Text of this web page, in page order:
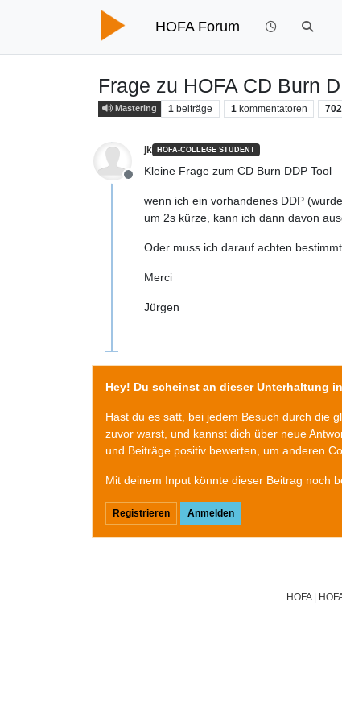
HOFA Forum
Frage zu HOFA CD Burn
Mastering 1 beiträge 1 kommentatoren 702
Offline
jk HOFA-COLLEGE STUDENT
Kleine Frage zum CD Burn DDP Tool
wenn ich ein vorhandenes DDP
um 2s kürze, kann ich dann davon
Oder muss ich darauf achten
Merci
Jürgen
Hey! Du scheinst an dieser Unterhaltung
Hast du es satt, bei jedem Besuch durch die
zuvor warst, und kannst dich über neue
und Beiträge positiv bewerten, um anderen
Mit deinem Input könnte dieser Beitrag noch
Registrieren Anmelden
HOFA|